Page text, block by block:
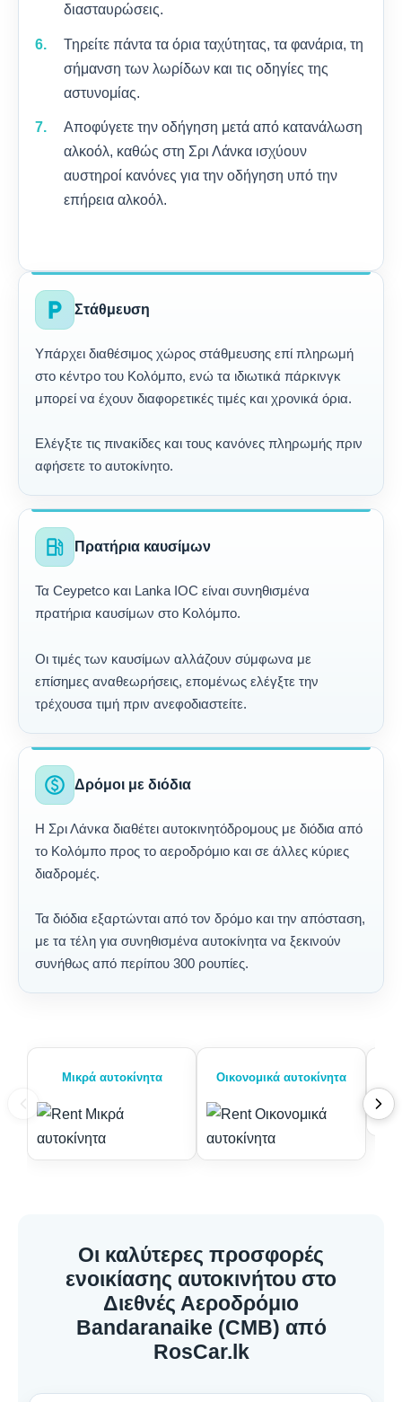
διασταυρώσεις.
Τηρείτε πάντα τα όρια ταχύτητας, τα φανάρια, τη
σήμανση των λωρίδων και τις οδηγίες της
αστυνομίας.
Αποφύγετε την οδήγηση μετά από κατανάλωση
αλκοόλ, καθώς στη Σρι Λάνκα ισχύουν
αυστηροί κανόνες για την οδήγηση υπό την
επήρεια αλκοόλ.
local_parking Στάθμευση
Υπάρχει διαθέσιμος χώρος στάθμευσης επί πληρωμή
στο κέντρο του Κολόμπο, ενώ τα ιδιωτικά πάρκινγκ
μπορεί να έχουν διαφορετικές τιμές και χρονικά όρια.
Ελέγξτε τις πινακίδες και τους κανόνες πληρωμής πριν
αφήσετε το αυτοκίνητο.
local_gas_station Πρατήρια καυσίμων
Τα Ceypetco και Lanka IOC είναι συνηθισμένα
πρατήρια καυσίμων στο Κολόμπο.
Οι τιμές των καυσίμων αλλάζουν σύμφωνα με
επίσημες αναθεωρήσεις, επομένως ελέγξτε την
τρέχουσα τιμή πριν ανεφοδιαστείτε.
paid Δρόμοι με διόδια
Η Σρι Λάνκα διαθέτει αυτοκινητόδρομους με διόδια από
το Κολόμπο προς το αεροδρόμιο και σε άλλες κύριες
διαδρομές.
Τα διόδια εξαρτώνται από τον δρόμο και την απόσταση,
με τα τέλη για συνηθισμένα αυτοκίνητα να ξεκινούν
συνήθως από περίπου 300 ρουπίες.
Μικρά αυτοκίνητα Οικονομικά αυτοκίνητα
Οι καλύτερες προσφορές
ενοικίασης αυτοκινήτου στο
Διεθνές Αεροδρόμιο
Bandaranaike (CMB) από
RosCar.lk